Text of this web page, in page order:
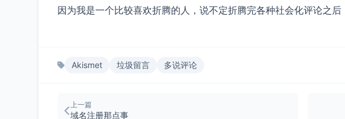
因为我是一个比较喜欢折腾的人，说不定折腾完各种社会化评论之后
Akismet 垃圾留言 多说评论
上一篇
域名注册那点事